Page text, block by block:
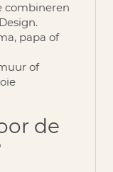
combineren
papa of
of
de